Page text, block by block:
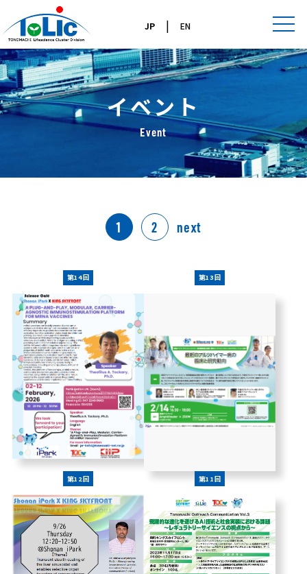
JP| EN
イベント
Event
1 2 next
第14回 第13回
第12回 第11回